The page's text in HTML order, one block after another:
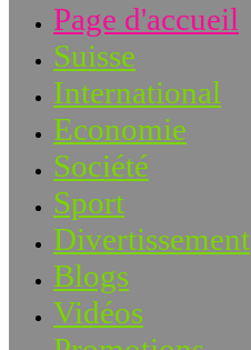
Page d'accueil
Suisse
International
Economie
Société
Sport
Divertissement
Blogs
Vidéos